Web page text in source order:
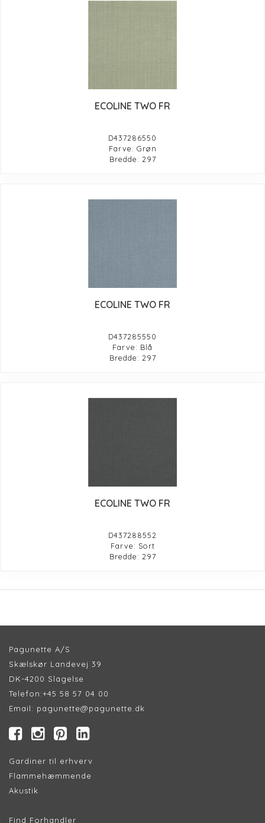
ECOLINE TWO FR
D437286550
Farve: Grøn
Bredde: 297
ECOLINE TWO FR
D437285550
Farve: Blå
Bredde: 297
ECOLINE TWO FR
D437288552
Farve: Sort
Bredde: 297
Pagunette A/S
Skælskør Landevej 39
DK-4200 Slagelse
Telefon:+45 58 57 04 00
Email: pagunette@pagunette.dk
Gardiner til erhverv
Flammehæmmende
Akustik
Find Forhandler